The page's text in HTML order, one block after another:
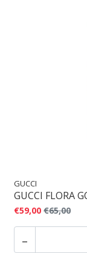
GUCCI
GUCCI FLORA
€59,00 €65,00
-